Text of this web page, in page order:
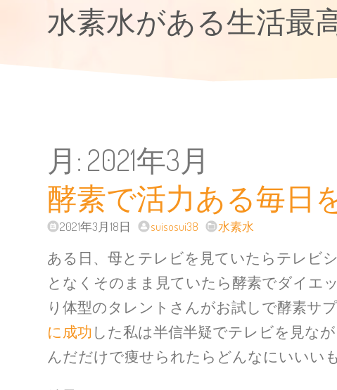
水素水がある生活最
月: 2021年3月
酵素で活力ある毎日
2021年3月18日 suisosui38 水素水
ある日、母とテレビを見ていたらテレビ
となくそのまま見ていたら酵素でダイエ
り体型のタレントさんがお試しで酵素サ
に成功 した私は半信半疑でテレビを見な
んだだけで痩せられたらどんなにいいい